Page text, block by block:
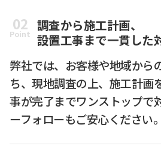
02
Point
調査から施工計画、
設置工事まで一貫した
弊社では、お客様や地域から
ち、現地調査の上、施工計画
事が完了までワンストップで
ーフォローもご安心ください。